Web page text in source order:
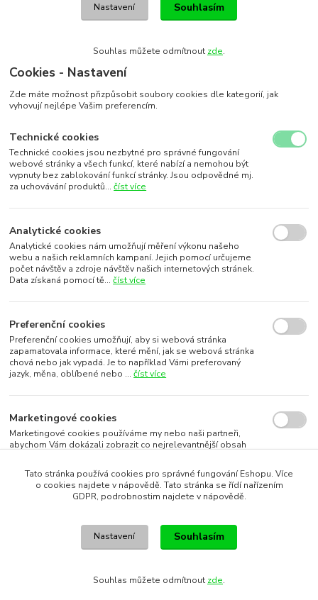
Nastavení Souhlasím
Souhlas můžete odmítnout zde.
Cookies - Nastavení
Zde máte možnost přizpůsobit soubory cookies dle kategorií, jak
vyhovují nejlépe Vašim preferencím.
Technické cookies
Technické cookies jsou nezbytné pro správné fungování
webové stránky a všech funkcí, které nabízí a nemohou být
vypnuty bez zablokování funkcí stránky. Jsou odpovědné mj.
za uchovávání produktů...číst více
Analytické cookies
Analytické cookies nám umožňují měření výkonu našeho
webu a našich reklamních kampaní. Jejich pomocí určujeme
počet návštěv a zdroje návštěv našich internetových stránek.
Data získaná pomocí tě...číst více
Preferenční cookies
Preferenční cookies umožňují, aby si webová stránka
zapamatovala informace, které mění, jak se webová stránka
chová nebo jak vypadá. Je to například Vámi preferovaný
jazyk, měna, oblíbené nebo ...číst více
Marketingové cookies
Marketingové cookies používáme my nebo naši partneři,
abychom Vám dokázali zobrazit co nejrelevantnější obsah
subjektů. To je možn... číst více
Souhlasím s využitím vybraných souborů cookies
Tato stránka používá cookies pro správné fungování Eshopu. Více
o cookies najdete v nápovědě. Tato stránka se řídí nařízením
GDPR, podrobnostim najdete v nápovědě.
Nastavení Souhlasím
Souhlas můžete odmítnout zde.